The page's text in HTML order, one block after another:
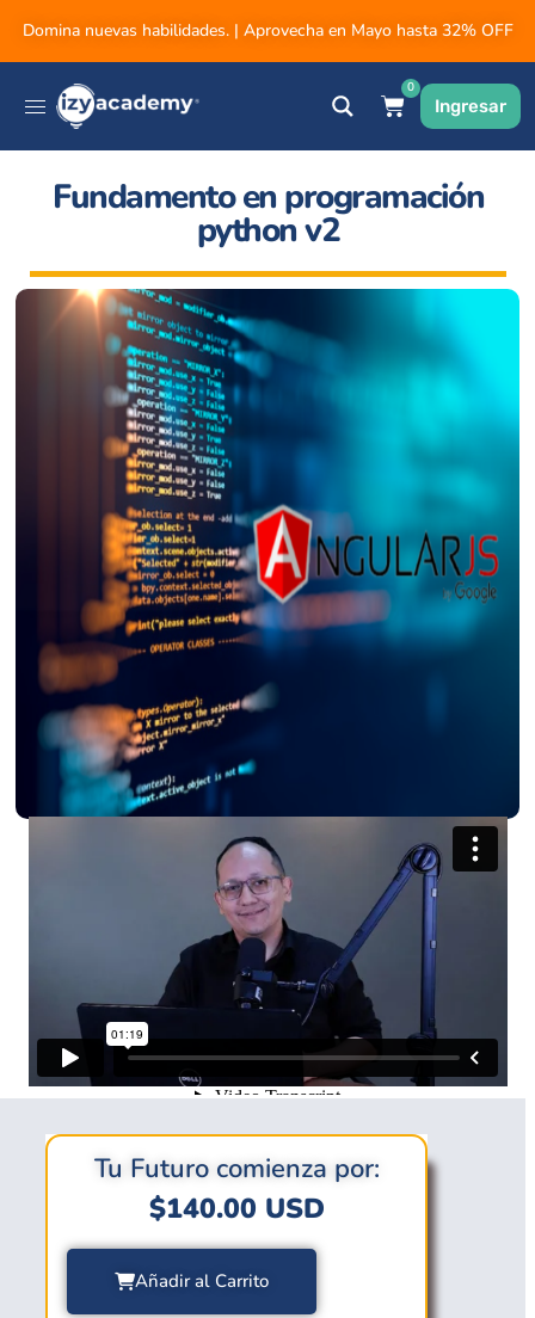
Domina nuevas habilidades. | Aprovecha en Mayo hasta 32% OFF
0
Ingresar
Fundamento en programación
python v2
Tu Futuro comienza por:
$140.00 USD
Añadir al Carrito